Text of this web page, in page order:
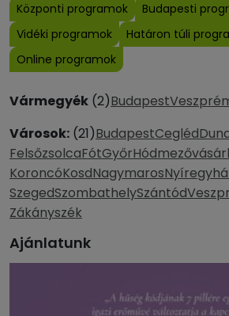
Központi programok
Budapesti
Vidéki programok
Határon túli
Online programok
Vármegyék (2)Budapest
Városok: (21)BudapestCegléd
FelsőzsolcaFótGyőr
KoroncóKosdNagymaros
SzegedSzombathelySzántód
Zákányszék
Ajánlatunk